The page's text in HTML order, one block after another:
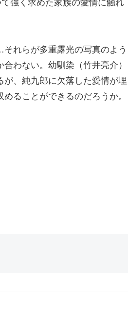
強く求めた家族の愛情に触れ
れらが多重露光の写真のよう
わない。幼馴染（竹井亮介）
、純九郎に欠落した愛情が埋
ることができるのだろうか。